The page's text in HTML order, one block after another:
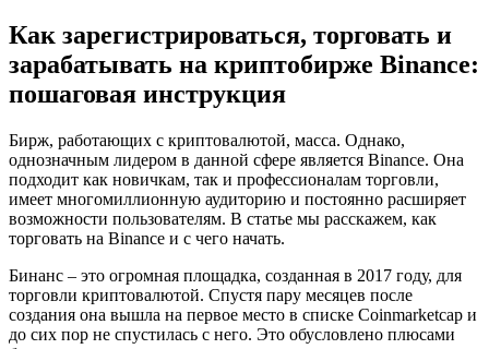
Как зарегистрироваться, торговать и
зарабатывать на криптобирже Binance:
пошаговая инструкция
Бирж, работающих с криптовалютой, масса. Однако,
однозначным лидером в данной сфере является Binance. Она
подходит как новичкам, так и профессионалам торговли,
имеет многомиллионную аудиторию и постоянно расширяет
возможности пользователям. В статье мы расскажем, как
торговать на Binance и с чего начать.
Бинанс – это огромная площадка, созданная в 2017 году, для
торговли криптовалютой. Спустя пару месяцев после
создания она вышла на первое место в списке Coinmarketcap и
до сих пор не спустилась с него. Это обусловлено плюсами